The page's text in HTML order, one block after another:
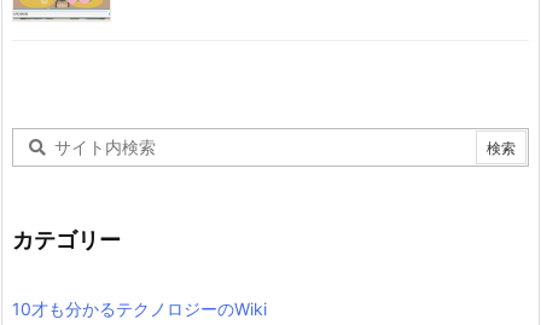
カテゴリー
10才も分かるテクノロジーのWiki